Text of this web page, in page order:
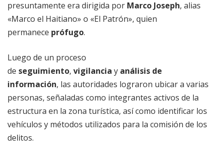
presuntamente era dirigida por Marco Joseph, alias
«Marco el Haitiano» o «El Patrón», quien
permanece prófugo.
Luego de un proceso
de seguimiento, vigilancia y análisis de
información, las autoridades lograron ubicar a varias
personas, señaladas como integrantes activos de la
estructura en la zona turística, así como identificar los
vehículos y métodos utilizados para la comisión de los
delitos.